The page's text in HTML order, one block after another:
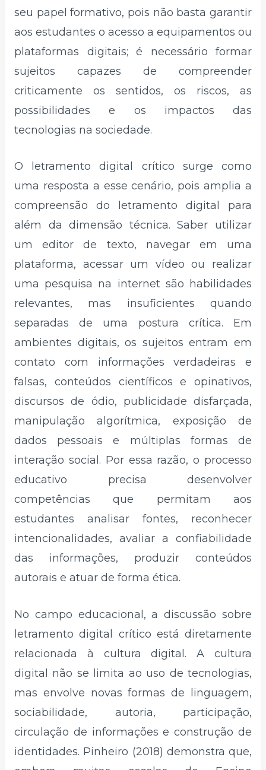
seu papel formativo, pois não basta garantir
aos estudantes o acesso a equipamentos ou
plataformas digitais; é necessário formar
sujeitos capazes de compreender
criticamente os sentidos, os riscos, as
possibilidades e os impactos das
tecnologias na sociedade.
O letramento digital crítico surge como
uma resposta a esse cenário, pois amplia a
compreensão do letramento digital para
além da dimensão técnica. Saber utilizar
um editor de texto, navegar em uma
plataforma, acessar um vídeo ou realizar
uma pesquisa na internet são habilidades
relevantes, mas insuficientes quando
separadas de uma postura crítica. Em
ambientes digitais, os sujeitos entram em
contato com informações verdadeiras e
falsas, conteúdos científicos e opinativos,
discursos de ódio, publicidade disfarçada,
manipulação algorítmica, exposição de
dados pessoais e múltiplas formas de
interação social. Por essa razão, o processo
educativo precisa desenvolver
competências que permitam aos
estudantes analisar fontes, reconhecer
intencionalidades, avaliar a confiabilidade
das informações, produzir conteúdos
autorais e atuar de forma ética.
No campo educacional, a discussão sobre
letramento digital crítico está diretamente
relacionada à cultura digital. A cultura
digital não se limita ao uso de tecnologias,
mas envolve novas formas de linguagem,
sociabilidade, autoria, participação,
circulação de informações e construção de
identidades. Pinheiro (2018) demonstra que,